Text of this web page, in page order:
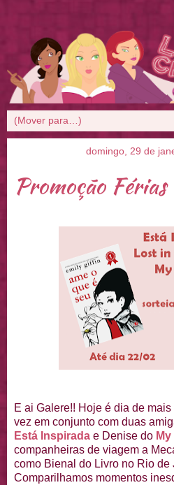
domingo, 29 de
Promoção
E ai Galere!! Hoje é dia de
vez em conjunto com duas
Está Inspirada e Denise do
companheiras de viagem a
como Bienal do Livro no Rio de
Comparilhamos momentos